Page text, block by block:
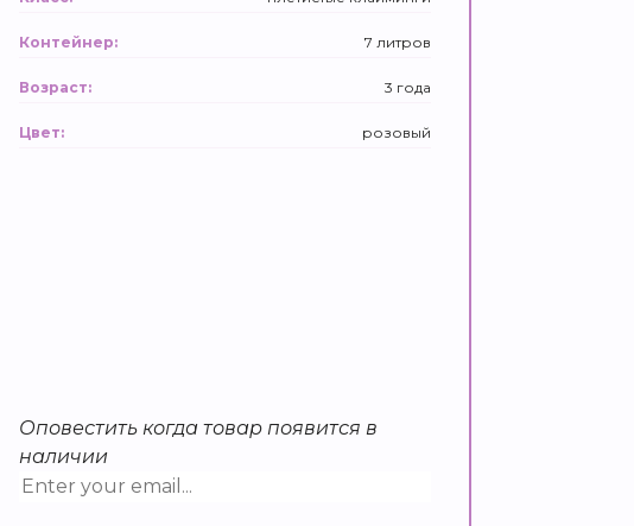
Контейнер: 7 литров
Возраст: 3 года
Цвет: розовый
Оповестить когда товар появится в
наличии